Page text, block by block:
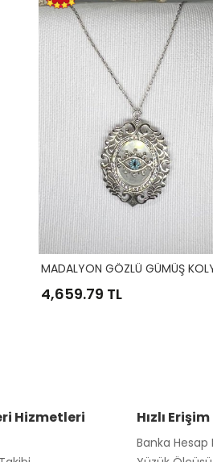
MADALYON GÖZLÜ GÜMÜŞ
4,659.79 TL
Hizmetleri Hızlı Erişim
Banka Hesap